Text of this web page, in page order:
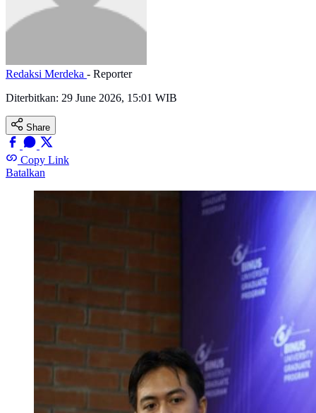
Redaksi Merdeka - Reporter
Diterbitkan: 29 June 2026, 15:01 WIB
Share
Copy Link
Batalkan